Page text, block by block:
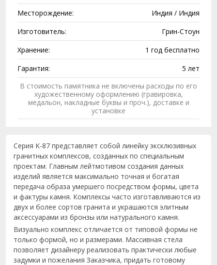
Месторождение:
Индия / Индия
Изготовитель:
Грин-Стоун
Хранение:
1 год бесплатно
Гарантия:
5 лет
В стоимость памятника не включены расходы по его
художественному оформлению (гравировка,
медальон, накладные буквы и проч.), доставке и
установке
Серия K-87 представляет собой линейку эксклюзивных
гранитных комплексов, созданных по специальным
проектам. Главным лейтмотивом создания данных
изделий является максимально точная и богатая
передача образа умершего посредством формы, цвета
и фактуры камня. Комплексы часто изготавливаются из
двух и более сортов гранита и украшаются элитным
аксессуарами из бронзы или натурального камня.
Визуально комплекс отличается от типовой формы не
только формой, но и размерами. Массивная стела
позволяет дизайнеру реализовать практически любые
задумки и пожелания Заказчика, придать готовому